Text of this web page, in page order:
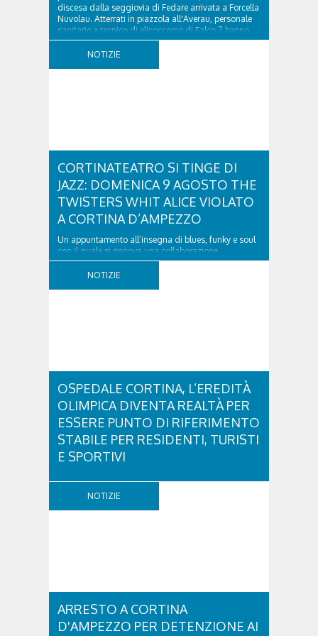
discesa dalla seggiovia di Fedare arrivata a Forcella
Nuvolau. Atterrati in piazzola all'Averau, personale
sanitario e tecnico di elisoccorso di Falco 2 hanno
raggiunto il 74enne di Teolo...
NOTIZIE
CORTINATEATRO SI TINGE DI
JAZZ: DOMENICA 9 AGOSTO THE
TWISTERS WHIT ALICE VIOLATO
A CORTINA D’AMPEZZO
Un appuntamento all’insegna di blues, funky e soul
con il quale si rinnova una collaborazione
collaudata, quella con il Dolomiti Blues&Soul
Festival. Domenica 9 agosto alle 18.00 in piazza
NOTIZIE
OSPEDALE CORTINA, L’EREDITÀ
OLIMPICA DIVENTA REALTÀ PER
ESSERE PUNTO DI RIFERIMENTO
STABILE PER RESIDENTI, TURISTI
E SPORTIVI
territorio dolomitico. Ospedale Cortina -
struttura parte di GVM Care & Research che durante i
NOTIZIE
ARRESTO A CORTINA
D'AMPEZZO PER DETENZIONE AI